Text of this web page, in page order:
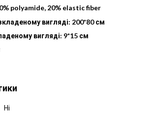
polyamide, 20% elastic fiber
вигляді: 200*80 см
вигляді: 9*15 см
Ні